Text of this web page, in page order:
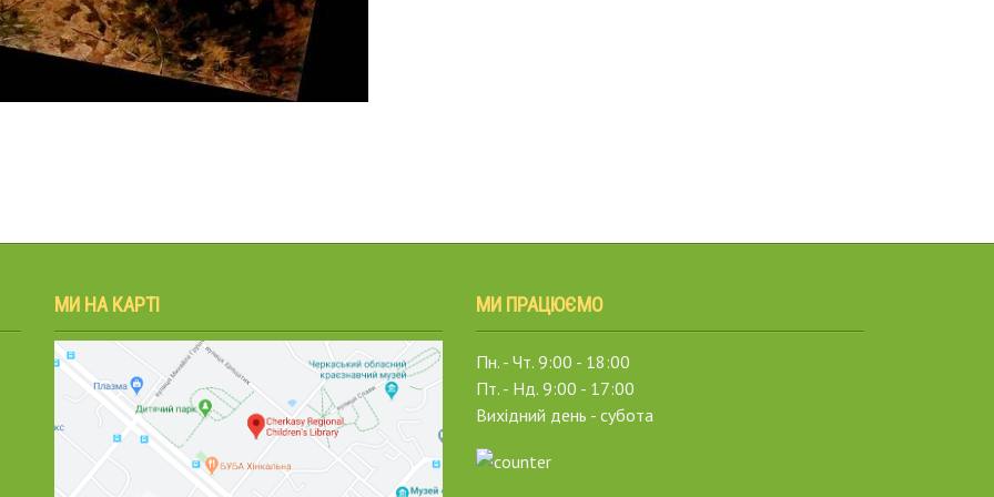
МИ НА КАРТІ МИ ПРАЦЮЄМО
Пн. - Чт. 9:00 - 18:00
Пт. - Нд. 9:00 - 17:00
Вихідний день - субота